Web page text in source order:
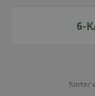
6-
Sorter